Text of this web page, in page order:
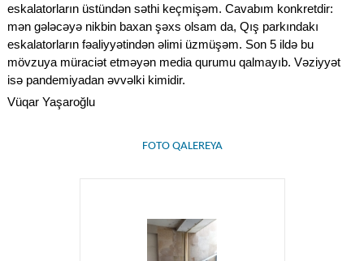
eskalatorların üstündən səthi keçmişəm. Cavabım konkretdir:
mən gələcəyə nikbin baxan şəxs olsam da, Qış parkındakı
eskalatorların fəaliyyətindən əlimi üzmüşəm. Son 5 ildə bu
mövzuya müraciət etməyən media qurumu qalmayıb. Vəziyyət
isə pandemiyadan əvvəlki kimidir.
Vüqar Yaşaroğlu
FOTO QALEREYA